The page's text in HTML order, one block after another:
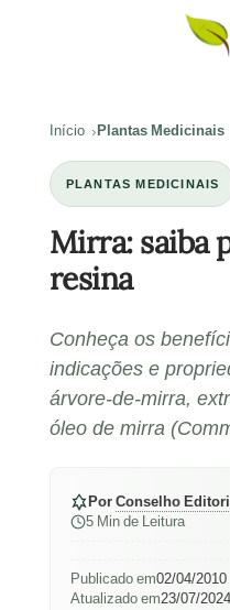
Início Plantas Medicinais
PLANTAS MEDICINAIS
Mirra: saiba
resina
Conheça os
indicações e
árvore-de-mirra,
óleo de mirra
PorConselho
5 Min de Leitura
Publicado em02/04/2010
Atualizado em23/07/2024